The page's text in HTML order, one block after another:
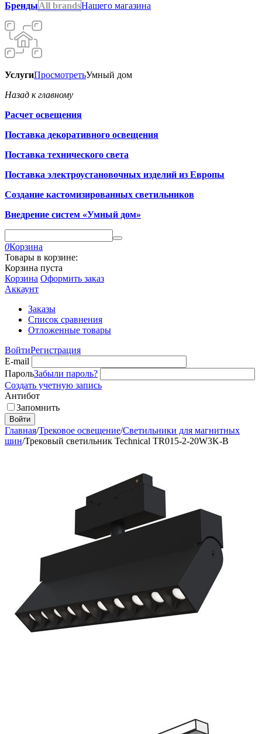
БрендыAll brandsНашего магазина
УслугиПросмотретьУмный дом
Назад к главному
Расчет освещения
Поставка декоративного освещения
Поставка технического света
Поставка электроустановочных изделий из Европы
Создание кастомизированных светильников
Внедрение систем «Умный дом»
0Корзина
Товары в корзине:
Корзина пуста
Корзина Оформить заказ
Аккаунт
Заказы
Список сравнения
Отложенные товары
ВойтиРегистрация
E-mail
ПарольЗабыли пароль?
Создать учетную запись
Антибот
Запомнить
Войти
Главная/Трековое освещение/Светильники для магнитных
шин/Трековый светильник Technical TR015-2-20W3K-B